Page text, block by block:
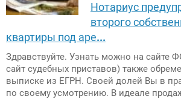
Нотариус
второго
квартиры под аре...
Здравствуйте. Узнать можно на сайте
сайт судебных приставов) также
выписке из ЕГРН. Своей долей Вы в
по своему усмотрению. В идеале